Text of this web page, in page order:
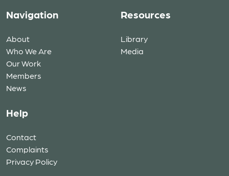
Navigation
About
Who We Are
Our Work
Members
News
Resources
Library
Media
Help
Contact
Complaints
Privacy Policy